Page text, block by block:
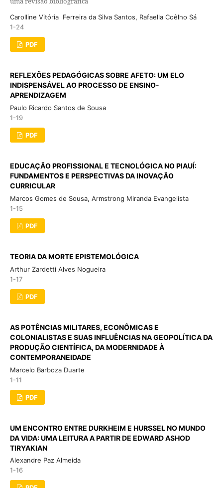
Carolline Vitória Ferreira da Silva Santos, Rafaella Coêlho Sá
1-24
PDF
REFLEXÕES PEDAGÓGICAS SOBRE AFETO: UM ELO
INDISPENSÁVEL AO PROCESSO DE ENSINO-
APRENDIZAGEM
Paulo Ricardo Santos de Sousa
1-19
PDF
EDUCAÇÃO PROFISSIONAL E TECNOLÓGICA NO PIAUÍ:
FUNDAMENTOS E PERSPECTIVAS DA INOVAÇÃO
CURRICULAR
Marcos Gomes de Sousa, Armstrong Miranda Evangelista
1-15
PDF
TEORIA DA MORTE EPISTEMOLÓGICA
Arthur Zardetti Alves Nogueira
1-17
PDF
AS POTÊNCIAS MILITARES, ECONÔMICAS E
COLONIALISTAS E SUAS INFLUÊNCIAS NA GEOPOLÍTICA DA
PRODUÇÃO CIENTÍFICA, DA MODERNIDADE À
CONTEMPORANEIDADE
Marcelo Barboza Duarte
1-11
PDF
UM ENCONTRO ENTRE DURKHEIM E HURSSEL NO MUNDO
DA VIDA: UMA LEITURA A PARTIR DE EDWARD ASHOD
TIRYAKIAN
Alexandre Paz Almeida
1-16